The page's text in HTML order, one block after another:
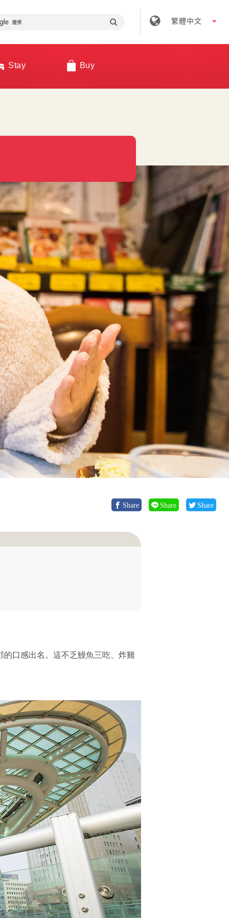
繁體中文
Stay Buy
Share Share Share
口感出名。這不乏鰻魚三吃、炸雞